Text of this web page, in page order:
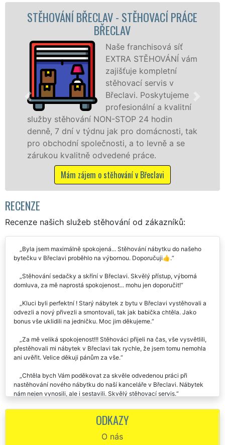
BŘECLAV - STĚHOVACÍ PRÁCE
Naše franchisová síť
EXTRA STĚHOVÁNÍ vám
zajišťuje kompletní
stěhovací servis v
Břeclavi. Poskytujeme
profesionální a kvalitní
stěhování NON-STOP 24 hodin
7 dní v týdnu jak pro domácnosti, tak
společnosti, a to levně a se
kvalitně odvedené práce.
Mám zájem o stěhování v Břeclavi
celém
RECENZE
Recenze našich služeb stěhování od zákazníků:
Byla jsem maximálně spokojená... Stěhování nábytku do našeho
Stěhování sedačky a skříní v Břeclavi. Skvělý přístup, výborná
Kluci byli perfektní ! Starý nábytek z bytu v Břeclavi vystěhovali a
odvezli a nový přivezli a smontovali, tak jak babička chtěla. Jako
Za mě veliká spokojenost!!! Stěhováci přijeli na čas, vše vysvětlili,
přestěhovali mi nábytek v Břeclavi tak rychle, že jsem tomu nemohla
Chtěla bych Vám poděkovat za skvěle odvedenou práci při
nastěhování nového nábytku do naší kanceláře v Břeclavi. Nábytek
Chtěl by jsem této společnosti moc poděkovat za kvalitní práci při
stěhování nábytku z mého bytu v Břeclavi. Chlapci byli ochotní a
všichni ve žlutém. Bylo poznat, že jsou to skutečně profíci, kteří ví jak
ODKAZY